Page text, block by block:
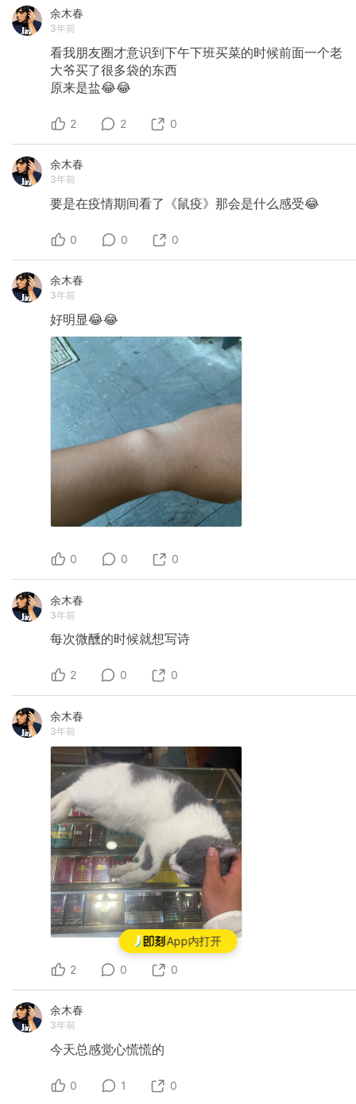
App内打开
余木春
3年前
看我朋友圈才意识到下午下班买菜的时候前面一个老
大爷买了很多袋的东西
原来是盐😂😂
2 2 0
余木春
3年前
要是在疫情期间看了《鼠疫》那会是什么感受😂
0 0 0
余木春
3年前
好明显😂😂
0 0 0
余木春
3年前
每次微醺的时候就想写诗
2 0 0
余木春
3年前
2 0 0
余木春
3年前
今天总感觉心慌慌的
0 1 0